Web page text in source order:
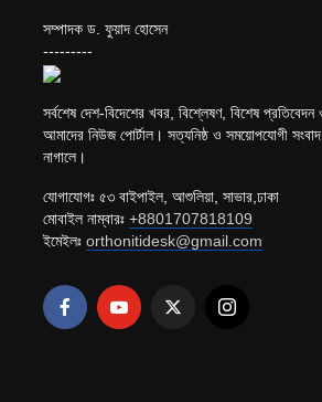
সম্পাদক ড. ফুয়াদ হোসেন
---------
সর্বশেষ দেশ-বিদেশের খবর, বিশ্লেষণ, বিশেষ প্রতিবেদন
আমাদের নিউজ পোর্টাল। সত্যনিষ্ঠ ও সময়োপযোগী
নাগালে।
যোগাযোগঃ ৫৩ বাইপাইল, আশুলিয়া, সাভার,ঢাকা
মোবাইল নাম্বারঃ +8801707818109
ইমেইলঃ orthonitidesk@gmail.com